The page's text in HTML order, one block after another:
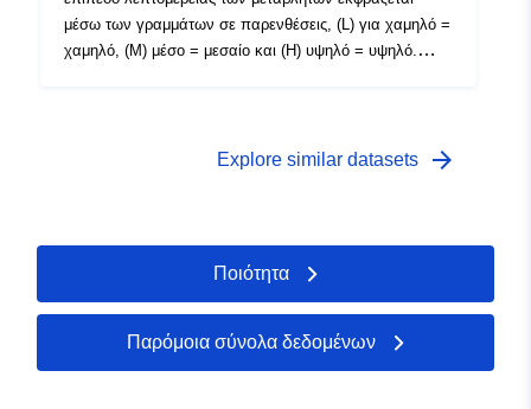
μέσω των γραμμάτων σε παρενθέσεις, (L) για χαμηλό =
χαμηλό, (M) μέσο = μεσαίο και (H) υψηλό = υψηλό.
πληροφορίες, στοιχεία και δημοσιεύσεις διατίθενται στην
Explore similar datasets arrow_forward
Ποιότητα
Παρόμοια σύνολα δεδομένων